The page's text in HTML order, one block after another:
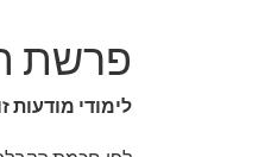
פרשת
לימודי מודעות